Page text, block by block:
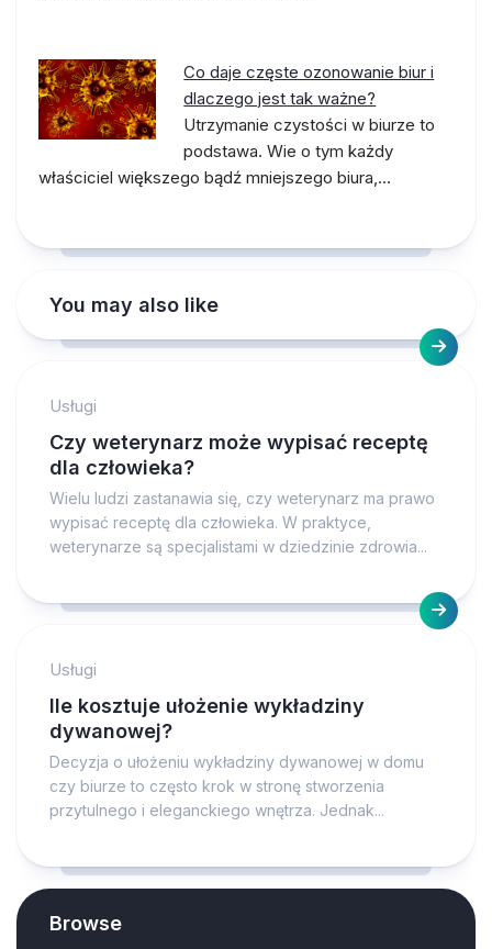
Co daje częste ozonowanie biur i
dlaczego jest tak ważne?
Utrzymanie czystości w biurze to
podstawa. Wie o tym każdy
właściciel większego bądź mniejszego biura,…
You may also like
Usługi
Czy weterynarz może wypisać receptę
dla człowieka?
Wielu ludzi zastanawia się, czy weterynarz ma prawo
wypisać receptę dla człowieka. W praktyce,
weterynarze są specjalistami w dziedzinie zdrowia...
Usługi
Ile kosztuje ułożenie wykładziny
dywanowej?
Decyzja o ułożeniu wykładziny dywanowej w domu
czy biurze to często krok w stronę stworzenia
przytulnego i eleganckiego wnętrza. Jednak...
Browse